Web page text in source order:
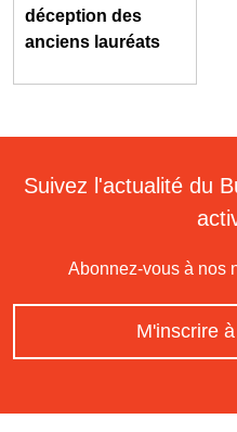
déception des
anciens lauréats
Suivez l'actualité du
Abonnez-vous à nos
M'inscrire